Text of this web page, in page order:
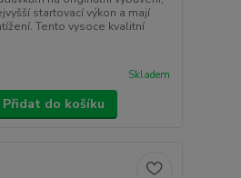
startovací výkon a mají
Tento vysoce kvalitní
Skladem
Přidat do košíku